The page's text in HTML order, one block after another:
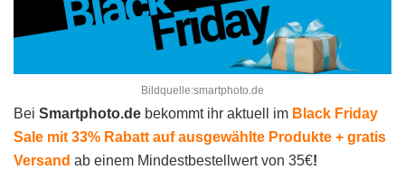
Bildquelle:smartphoto.de
Bei Smartphoto.de bekommt ihr aktuell im Black Friday
Sale mit 33% Rabatt auf ausgewählte Produkte + gratis
Versand ab einem Mindestbestellwert von 35€!